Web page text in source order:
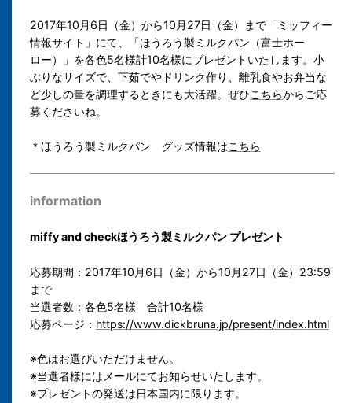
2017年10月6日（金）から10月27日（金）まで「ミッフィー
情報サイト」にて、「ほうろう製ミルクパン（富士ホー
ロー）」を各色5名様計10名様にプレゼントいたします。小
ぶりなサイズで、下茹でやドリンク作り、離乳食やお弁当な
ど少しの量を調理するときにも大活躍。ぜひこちらからご応
募くださいね。
＊ほうろう製ミルクパン グッズ情報はこちら
information
miffy and checkほうろう製ミルクパン プレゼント
応募期間：2017年10月6日（金）から10月27日（金）23:59
まで
当選者数：各色5名様 合計10名様
応募ページ： https://www.dickbruna.jp/present/index.html
※色はお選びいただけません。
※当選者様にはメールにてお知らせいたします。
※プレゼントの発送は日本国内に限ります。